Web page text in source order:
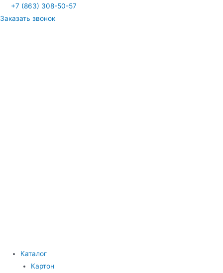
Перейти
к
+7 (863) 308-50-57
Заказать звонок
Каталог
Картон